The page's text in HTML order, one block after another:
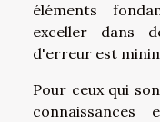
éléments
exceller dans
d'erreur est
Pour ceux qui